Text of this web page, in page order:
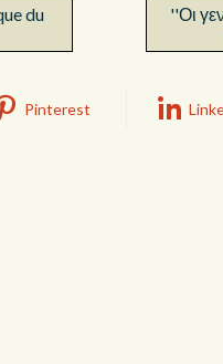
du
''Οι
Pinterest